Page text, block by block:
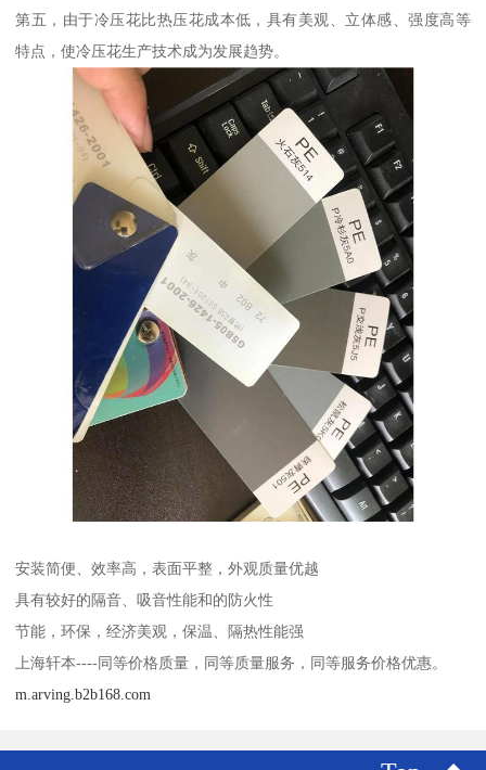
第五，由于冷压花比热压花成本低，具有美观、立体感、强度高等
特点，使冷压花生产技术成为发展趋势。
安装简便、效率高，表面平整，外观质量优越
具有较好的隔音、吸音性能和的防火性
节能，环保，经济美观，保温、隔热性能强
上海轩本----同等价格质量，同等质量服务，同等服务价格优惠。
m.arving.b2b168.com